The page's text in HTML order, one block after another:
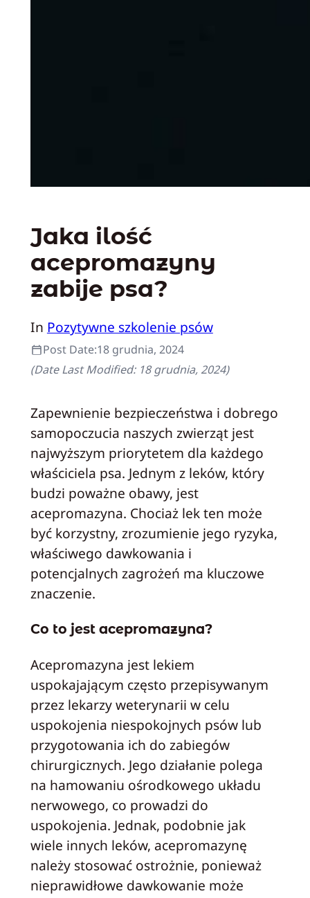
Jaka ilość
acepromazyny
zabije psa?
In Pozytywne szkolenie psów
Post Date:18 grudnia, 2024
(Date Last Modified: 18 grudnia, 2024)
Zapewnienie bezpieczeństwa i dobrego
samopoczucia naszych zwierząt jest
najwyższym priorytetem dla każdego
właściciela psa. Jednym z leków, który
budzi poważne obawy, jest
acepromazyna. Chociaż lek ten może
być korzystny, zrozumienie jego ryzyka,
właściwego dawkowania i
potencjalnych zagrożeń ma kluczowe
znaczenie.
Co to jest acepromazyna?
Acepromazyna jest lekiem
uspokajającym często przepisywanym
przez lekarzy weterynarii w celu
uspokojenia niespokojnych psów lub
przygotowania ich do zabiegów
chirurgicznych. Jego działanie polega
na hamowaniu ośrodkowego układu
nerwowego, co prowadzi do
uspokojenia. Jednak, podobnie jak
wiele innych leków, acepromazynę
należy stosować ostrożnie, ponieważ
nieprawidłowe dawkowanie może